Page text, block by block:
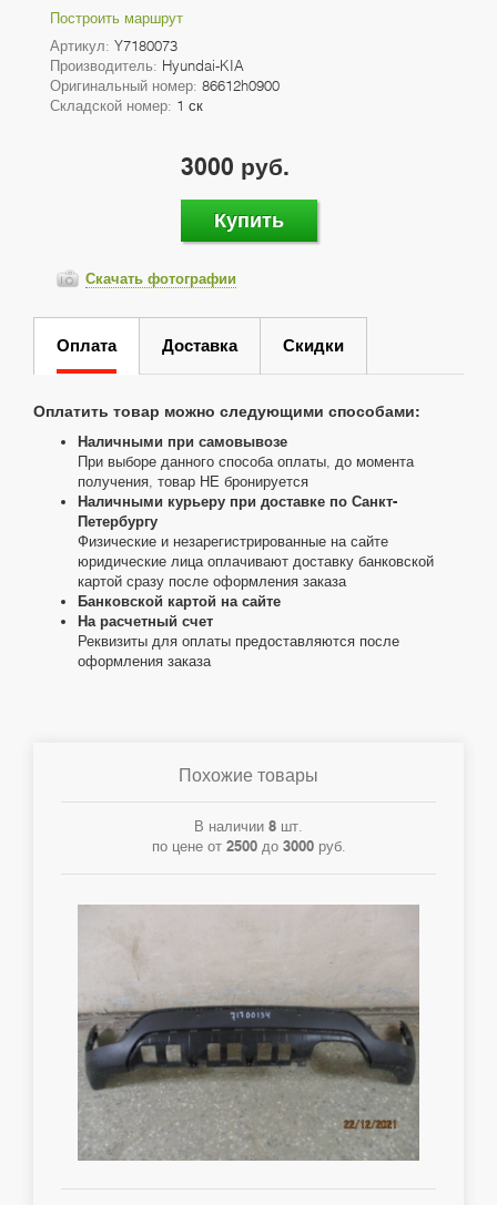
Построить маршрут
Артикул: Y7180073
Производитель: Hyundai-KIA
Оригинальный номер: 86612h0900
Складской номер: 1 ск
3000 руб.
Купить
Скачать фотографии
Оплата Доставка Скидки
Оплатить товар можно следующими способами:
Наличными при самовывозе
При выборе данного способа оплаты, до момента
получения, товар НЕ бронируется
Наличными курьеру при доставке по Санкт-
Петербургу
Физические и незарегистрированные на сайте
юридические лица оплачивают доставку банковской
картой сразу после оформления заказа
Банковской картой на сайте
На расчетный счет
Реквизиты для оплаты предоставляются после
оформления заказа
Похожие товары
В наличии 8 шт.
по цене от 2500до 3000руб.